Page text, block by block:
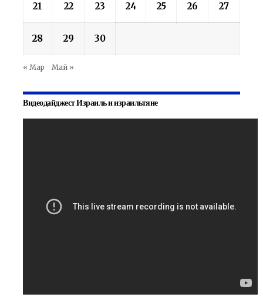
21 22 23 24 25 26 27
28 29 30
« Мар Май »
Видеодайджест Израиль и израильтяне